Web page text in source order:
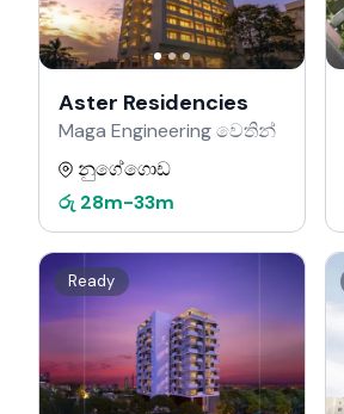
Aster Residencies
Maga Engineering වෙතින්
නුගේගොඩ
රු 28m-33m
Ready